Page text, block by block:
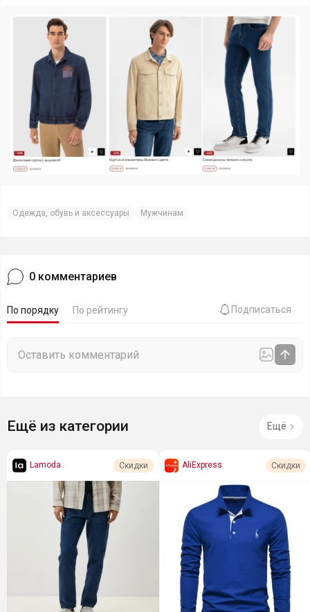
Одежда, обувь и аксессуары Мужчинам
0 комментариев
По порядку По рейтингу Подписаться
Ещё из категории Ещё
Lamoda Скидки AliExpress Скидки